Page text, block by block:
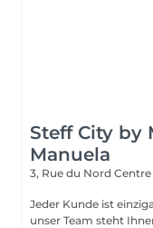
Steff City by
Manuela
3, Rue du Nord Centre
Jeder Kunde ist
unser Team steht